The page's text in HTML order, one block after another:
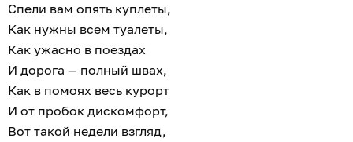
Спели вам опять куплеты,
Как нужны всем туалеты,
Как ужасно в поездах
И дорога — полный швах,
Как в помоях весь курорт
И от пробок дискомфорт,
Вот такой недели взгляд,